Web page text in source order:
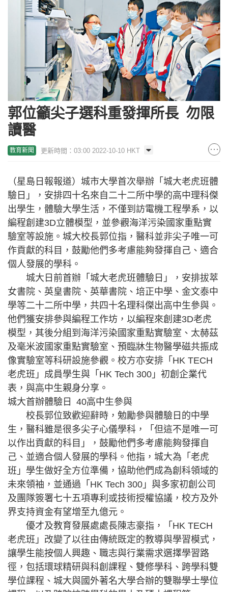
郭位籲尖子選科重發揮所長 勿限
讀醫
教育新聞 更新時間：03:00 2022-10-10 HKT
（星島日報報道）城市大學首次舉辦「城大老虎班體
驗日」，安排四十名來自二十二所中學的高中理科傑
出學生，體驗大學生活，不僅到訪電機工程學系，以
編程創建3D立體模型，並參觀海洋污染國家重點實
驗室等設施。城大校長郭位指，醫科並非尖子唯一可
作貢獻的科目，鼓勵他們多考慮能夠發揮自己、適合
個人發展的學科。
城大日前首辦「城大老虎班體驗日」，安排拔萃
女書院、英皇書院、英華書院、培正中學、金文泰中
學等二十二所中學，共四十名理科傑出高中生參與。
他們獲安排參與編程工作坊，以編程來創建3D老虎
模型，其後分組到海洋污染國家重點實驗室、太赫茲
及毫米波國家重點實驗室、預臨牀生物醫學磁共振成
像實驗室等科研設施參觀。校方亦安排「HK TECH
老虎班」成員學生與「HK Tech 300」初創企業代
表，與高中生親身分享。
城大首辦體驗日 40高中生參與
校長郭位致歡迎辭時，勉勵參與體驗日的中學
生，醫科雖是很多尖子心儀學科，「但這不是唯一可
以作出貢獻的科目」，鼓勵他們多考慮能夠發揮自
己、並適合個人發展的學科。他指，城大為「老虎
班」學生做好全方位準備，協助他們成為創科領域的
未來領袖，並通過「HK Tech 300」與多家初創公司
及團隊簽署七十五項專利或技術授權協議，校方及外
界支持資金有望增至九億元。
優才及教育發展處處長陳志豪指，「HK TECH
老虎班」改變了以往由傳統既定的教導與學習模式，
讓學生能按個人興趣、職志與行業需求選擇學習路
徑，包括環球精研與科創課程、雙修學科、跨學科雙
學位課程、城大與國外著名大學合辦的雙聯學士學位